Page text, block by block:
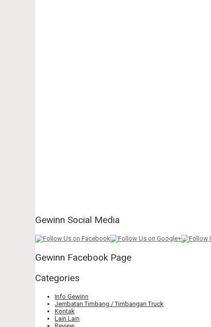
Gewinn Social Media
Gewinn Facebook Page
Categories
Info Gewinn
Jembatan Timbang / Timbangan Truck
Kontak
Lain Lain
Review